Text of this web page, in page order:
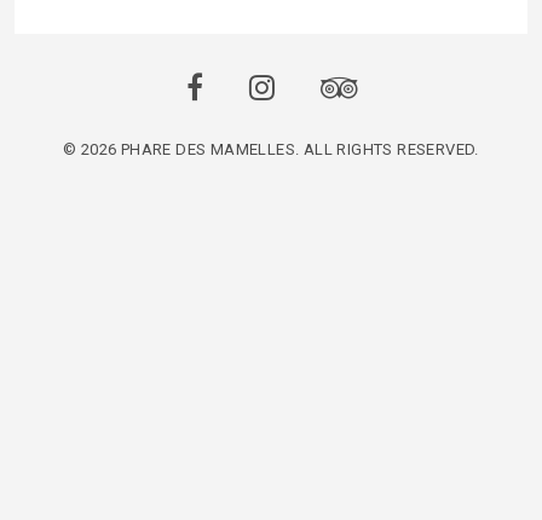
© 2026 PHARE DES MAMELLES. ALL RIGHTS RESERVED.